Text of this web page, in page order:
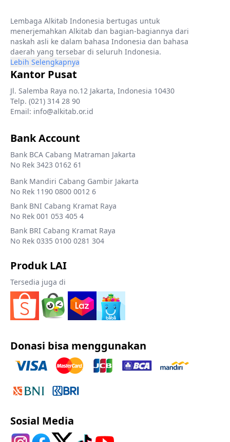
Lembaga Alkitab Indonesia bertugas untuk
menerjemahkan Alkitab dan bagian-bagiannya dari
naskah asli ke dalam bahasa Indonesia dan bahasa
daerah yang tersebar di seluruh Indonesia.
Lebih Selengkapnya
Kantor Pusat
Jl. Salemba Raya no.12 Jakarta, Indonesia 10430
Telp. (021) 314 28 90
Email: info@alkitab.or.id
Bank Account
Bank BCA Cabang Matraman Jakarta
No Rek 3423 0162 61
Bank Mandiri Cabang Gambir Jakarta
No Rek 1190 0800 0012 6
Bank BNI Cabang Kramat Raya
No Rek 001 053 405 4
Bank BRI Cabang Kramat Raya
No Rek 0335 0100 0281 304
Produk LAI
Tersedia juga di
Donasi bisa menggunakan
Sosial Media